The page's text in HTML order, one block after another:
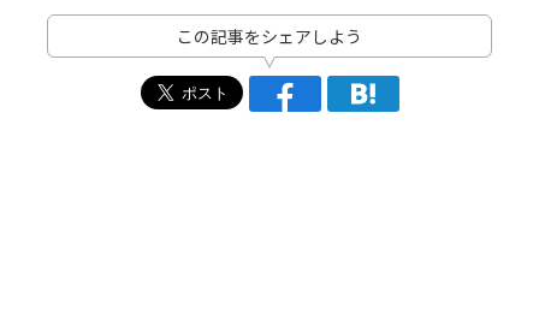
この記事をシェアしよう